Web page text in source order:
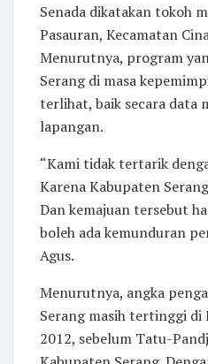
Senada dikatakan tokoh
Pasauran, Kecamatan
Menurutnya, program
Serang di masa
terlihat, baik secara data
lapangan.
“Kami tidak tertarik
Karena Kabupaten
Dan kemajuan tersebut
boleh ada kemunduran
Agus.
Menurutnya, angka
Serang masih tertinggi di
2012, sebelum Tatu-